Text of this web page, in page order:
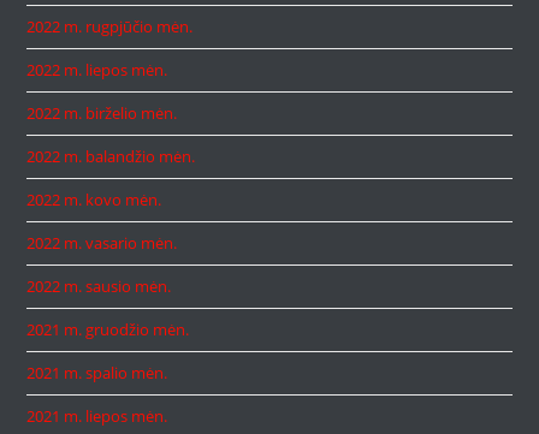
2022 m. rugpjūčio mėn.
2022 m. liepos mėn.
2022 m. birželio mėn.
2022 m. balandžio mėn.
2022 m. kovo mėn.
2022 m. vasario mėn.
2022 m. sausio mėn.
2021 m. gruodžio mėn.
2021 m. spalio mėn.
2021 m. liepos mėn.